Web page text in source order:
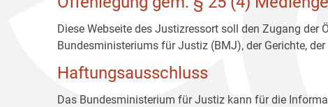
Diese Webseite des Justizressort soll den Zugang
Bundesministeriums für Justiz (BMJ), der Gerichte,
Haftungsausschluss
Das Bundesministerium für Justiz kann für die